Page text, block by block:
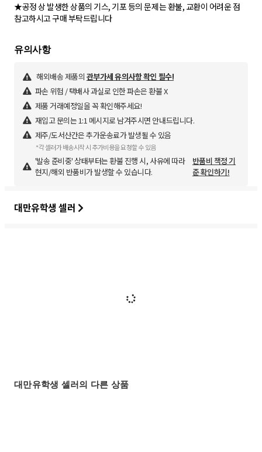
★공정 상 발생한 상품의 기스, 기포 등의 문제는 환불, 교환이 어려운 점
참고하시고 구매 부탁드립니다
유의사항
해외배송 제품의 관부가세 유의사항 확인 필수!
파손 위험 / 택배사 과실로 인한 파손은 환불 X
제품 거래예정일을 꼭 확인해주세요!
재입고 문의는 1:1 메시지로 남겨주시면 안내드립니다.
제주/도서산간은 추가운송료가 발생될 수 있음
*각 셀러가 배송시작 시 추가비용을 요청할 수 있음
'발송 준비중' 상태부터는 환불 진행 시, 사유에 따라
현지/해외 반품비가 발생할 수 있습니다.
반품비 책정 기
준 확인하기!
대만유학생 셀러
대만유학생 셀러의 다른 상품